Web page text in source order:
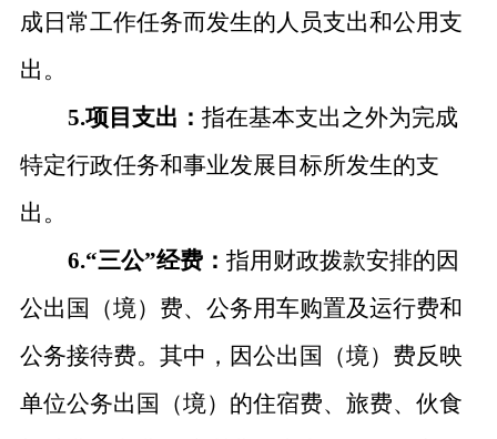
成日常工作任务而发生的人员支出和公用支
出。
5.项目支出： 指在基本支出之外为完成
特定行政任务和事业发展目标所发生的支
出。
6.“三公”经费： 指用财政拨款安排的因
公出国（境）费、公务用车购置及运行费和
公务接待费。其中，因公出国（境）费反映
单位公务出国（境）的住宿费、旅费、伙食